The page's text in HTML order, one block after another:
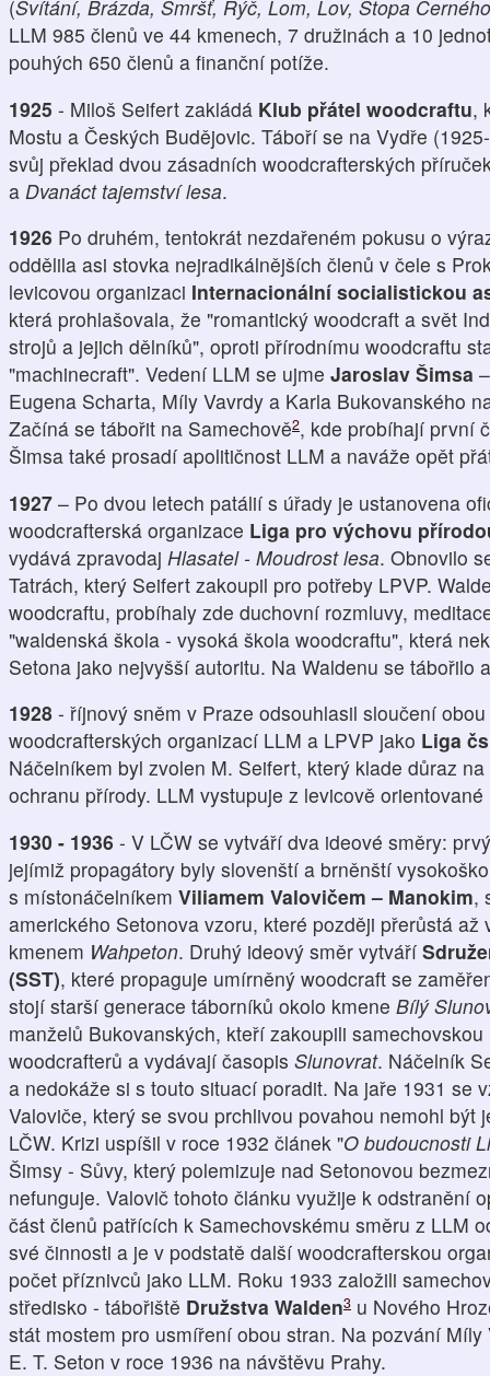
(Svítání, Brázda, Smršť, Rýč, Lom, Lov, Stopa
LLM 985 členů ve 44 kmenech, 7 družinách a 10
pouhých 650 členů a finanční potíže.
1925 - Miloš Seifert zakládá Klub přátel woodcraftu,
Mostu a Českých Budějovic. Táboří se na Vydře
svůj překlad dvou zásadních woodcrafterských
a Dvanáct tajemství lesa.
1926 Po druhém, tentokrát nezdařeném pokusu o
oddělila asi stovka nejradikálnějších členů v čele s
levicovou organizaci Internacionální socialistickou
která prohlašovala, že "romantický woodcraft a svět
strojů a jejich dělníků", oproti přírodnímu woodcraftu
"machinecraft". Vedení LLM se ujme Jaroslav Šimsa
Eugena Scharta, Míly Vavrdy a Karla Bukovanského
Začíná se tábořit na Samechově2, kde probíhají první
Šimsa také prosadí apolitičnost LLM a naváže opět
1927 – Po dvou letech patálií s úřady je ustanovena
woodcrafterská organizace Liga pro výchovu
vydává zpravodaj Hlasatel - Moudrost lesa. Obnovilo
Tatrách, který Seifert zakoupil pro potřeby LPVP.
woodcraftu, probíhaly zde duchovní rozmluvy,
"waldenská škola - vysoká škola woodcraftu", která
Setona jako nejvyšší autoritu. Na Waldenu se tábořilo
1928 - říjnový sněm v Praze odsouhlasil sloučení
woodcrafterských organizací LLM a LPVP jako Liga
Náčelníkem byl zvolen M. Seifert, který klade důraz
ochranu přírody. LLM vystupuje z levicově
1930 - 1936 - V LČW se vytváří dva ideové směry:
jejímiž propagátory byly slovenští a brněnští
s místonáčelníkem Viliamem Valovičem – Manokim,
amerického Setonova vzoru, které později přerůstá
kmenem Wahpeton. Druhý ideový směr vytváří
(SST), které propaguje umírněný woodcraft se
stojí starší generace táborníků okolo kmene Bílý
manželů Bukovanských, kteří zakoupili
woodcrafterů a vydávají časopis Slunovrat. Náčelník
a nedokáže si s touto situací poradit. Na jaře 1931 se
Valoviče, který se svou prchlivou povahou nemohl být
LČW. Krizi uspíšil v roce 1932 článek "O budoucnosti
Šimsy - Sůvy, který polemizuje nad Setonovou
nefunguje. Valovič tohoto článku využije k odstranění
část členů patřících k Samechovskému směru z LLM
své činnosti a je v podstatě další woodcrafterskou
počet příznivců jako LLM. Roku 1933 založili
středisko - tábořiště Družstva Walden3 u Nového
stát mostem pro usmíření obou stran. Na pozvání
E. T. Seton v roce 1936 na návštěvu Prahy.